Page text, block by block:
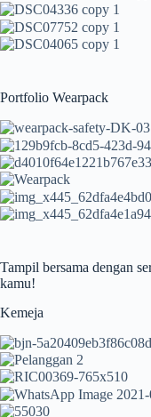
Portfolio Wearpack
Tampil bersama dengan
kamu!
Kemeja